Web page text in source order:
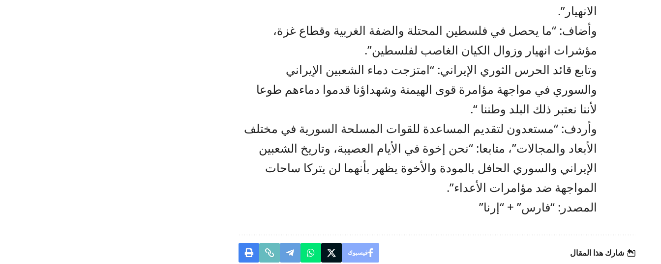
الانهيار”.
وأضاف: “ما يحصل في فلسطين المحتلة والضفة الغربية وقطاع غزة،
مؤشرات انهيار وزوال الكيان الغاصب لفلسطين”.
وتابع قائد الحرس الثوري الإيراني: “امتزجت دماء الشعبين الإيراني
والسوري في مواجهة مؤامرة قوى الهيمنة وشهداؤنا قدموا دماءهم طوعا
لأننا نعتبر ذلك البلد وطننا “.
وأردف: “مستعدون لتقديم المساعدة للقوات المسلحة السورية في مختلف
الأبعاد والمجالات”، متابعا: “نحن إخوة في الأيام العصيبة، وتاريخ الشعبين
الإيراني والسوري الحافل بالمودة والأخوة يظهر بأنهما لن يتركا ساحات
المواجهة ضد مؤامرات الأعداء”.
المصدر: “فارس” + “إرنا”
شارك هذا المقال فيسبوك